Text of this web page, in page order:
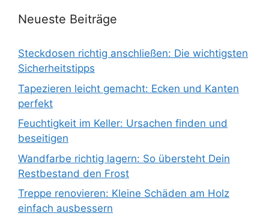
Neueste Beiträge
Steckdosen richtig anschließen: Die wichtigsten
Sicherheitstipps
Tapezieren leicht gemacht: Ecken und Kanten
perfekt
Feuchtigkeit im Keller: Ursachen finden und
beseitigen
Wandfarbe richtig lagern: So übersteht Dein
Restbestand den Frost
Treppe renovieren: Kleine Schäden am Holz
einfach ausbessern